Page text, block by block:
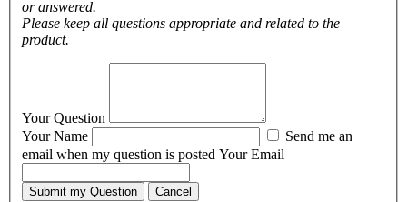
or answered.
Please keep all questions appropriate and related to the
product.
Your Question
Your Name
email when my question is posted Your Email
Submit my Question Cancel